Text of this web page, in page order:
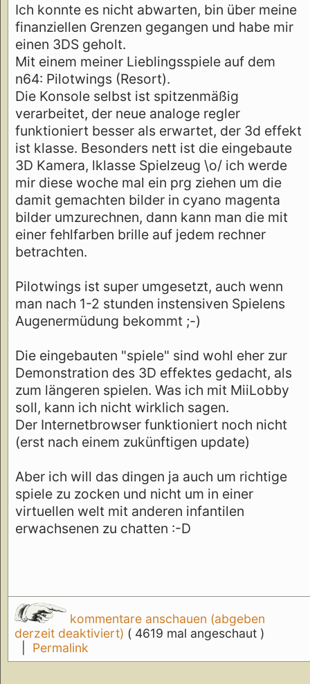
Ich konnte es nicht abwarten, bin über meine
finanziellen Grenzen gegangen und habe mir
einen 3DS geholt.
Mit einem meiner Lieblingsspiele auf dem
n64: Pilotwings (Resort).
Die Konsole selbst ist spitzenmäßig
verarbeitet, der neue analoge regler
funktioniert besser als erwartet, der 3d effekt
ist klasse. Besonders nett ist die eingebaute
3D Kamera, lklasse Spielzeug \o/ ich werde
mir diese woche mal ein prg ziehen um die
damit gemachten bilder in cyano magenta
bilder umzurechnen, dann kann man die mit
einer fehlfarben brille auf jedem rechner
betrachten.
Pilotwings ist super umgesetzt, auch wenn
man nach 1-2 stunden instensiven Spielens
Augenermüdung bekommt ;-)
Die eingebauten "spiele" sind wohl eher zur
Demonstration des 3D effektes gedacht, als
zum längeren spielen. Was ich mit MiiLobby
soll, kann ich nicht wirklich sagen.
Der Internetbrowser funktioniert noch nicht
(erst nach einem zukünftigen update)
Aber ich will das dingen ja auch um richtige
spiele zu zocken und nicht um in einer
virtuellen welt mit anderen infantilen
erwachsenen zu chatten :-D
kommentare anschauen (abgeben
derzeit deaktiviert) ( 4619 mal angeschaut )
Permalink